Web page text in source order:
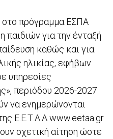
στο πρόγραμμα ΕΣΠΑ
παιδιών για την ένταξή
καθώς και για
ηλικίας, εφήβων
υπηρεσίες
περιόδου 2026-2027
να ενημερώνονται
Ε.Ε.Τ.Α.Α www.eetaa.gr
σχετική αίτηση ώστε